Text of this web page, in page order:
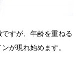
すが、年齢を重ねる
が現れ始めます。